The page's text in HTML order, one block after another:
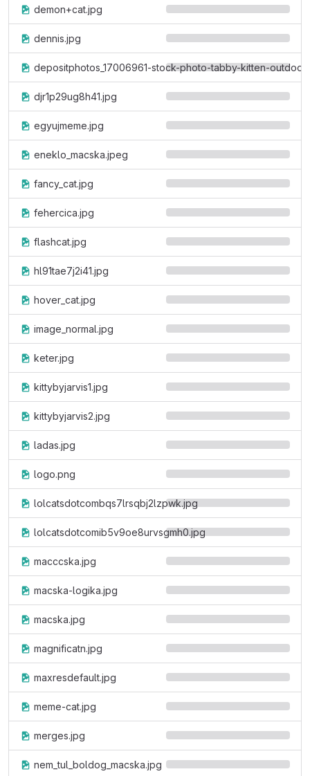
demon+cat.jpg
dennis.jpg
depositphotos_17006961-stock-photo-tabby-kitten-
djr1p29ug8h41.jpg
egyujmeme.jpg
eneklo_macska.jpeg
fancy_cat.jpg
fehercica.jpg
flashcat.jpg
hl91tae7j2i41.jpg
hover_cat.jpg
image_normal.jpg
keter.jpg
kittybyjarvis1.jpg
kittybyjarvis2.jpg
ladas.jpg
logo.png
lolcatsdotcombqs7lrsqbj2lzpwk.jpg
lolcatsdotcomib5v9oe8urvsgmh0.jpg
macccska.jpg
macska-logika.jpg
macska.jpg
magnificatn.jpg
maxresdefault.jpg
meme-cat.jpg
merges.jpg
nem_tul_boldog_macska.jpg